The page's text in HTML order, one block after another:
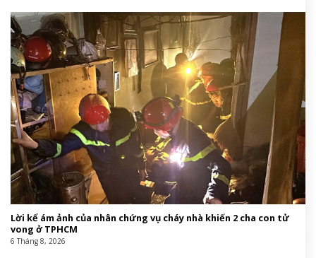
Lời kể ám ảnh của nhân chứng vụ cháy nhà khiến 2 cha con tử
vong ở TPHCM
6 Tháng 8, 2026